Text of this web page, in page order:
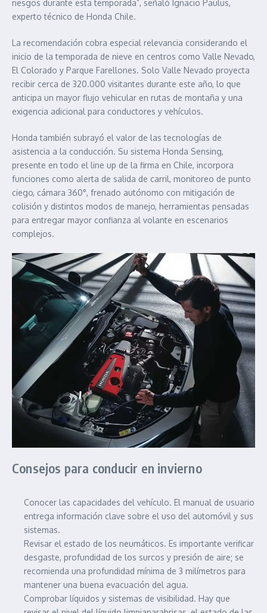
riesgos durante esta temporada”, señaló Ignacio Paulus,
experto técnico de Honda Chile.
La recomendación cobra especial relevancia considerando el
inicio de la temporada de nieve en centros como Valle Nevado,
El Colorado y Parque Farellones. Solo Valle Nevado proyecta
recibir cerca de 320.000 visitantes durante este año, lo que
anticipa un mayor flujo vehicular en rutas de montaña y una
exigencia adicional para conductores y vehículos.
Honda también subrayó el valor de las tecnologías de
asistencia a la conducción. Su sistema Honda Sensing,
presente en todo el line up de la firma en Chile, incorpora
funciones como alerta de salida de carril, monitoreo de punto
ciego, cámara 360°, frenado autónomo con mitigación de
colisión y distintos modos de manejo, herramientas pensadas
para entregar mayor confianza al volante en escenarios
complejos.
Consejos para conducir en invierno
Conocer las capacidades del vehículo. El manual de usuario
entrega información clave sobre el uso del automóvil y sus
sistemas.
Revisar el estado de los neumáticos. Es importante verificar
desgaste, profundidad de los surcos y presión de aire; se
recomienda una profundidad mínima de 3 milímetros para
mantener una buena evacuación del agua.
Comprobar líquidos y sistemas de visibilidad. Hay que